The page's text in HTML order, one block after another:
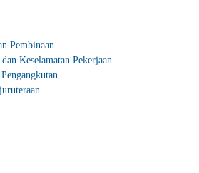
Pembinaan
Keselamatan Pekerjaan